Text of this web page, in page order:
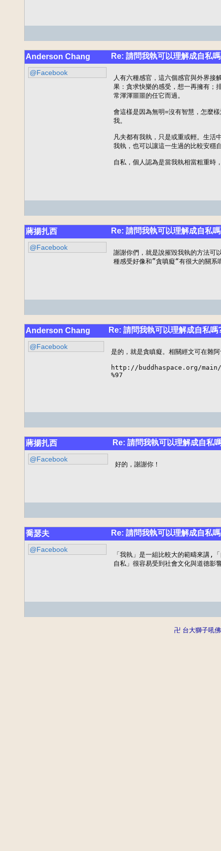
Anderson Chang Re: 請問我執可以理解成自私
@Facebook
人有六種感官，這六個感官與外界
果：貪求快樂的感受，想一再擁有；
常渾渾噩噩的任它而過。
會這樣是因為無明=沒有智慧，怎麼
我。
凡夫都有我執，只是或重或輕。生活
我執，也可以讓這一生過的比較安穩
自私，個人認為是當我執相當粗重時
蔣揚扎西 Re: 請問我執可以理解成自私
@Facebook
謝謝你們，就是說摧毀我執的方法可
種感受好像和”貪嗔癡“有很大的關系
Anderson Chang Re: 請問我執可以理解成自私嗎
@Facebook
是的，就是貪瞋癡。相關經文可在雜
http://buddhaspace.org/main/
%97
蔣揚扎西 Re: 請問我執可以理解成自私
@Facebook
好的，謝謝你！
喬瑟夫 Re: 請問我執可以理解成自私
@Facebook
「我執」是一組比較大的範疇來講,
自私」很容易受到社會文化與道德影
卍 台大獅子吼